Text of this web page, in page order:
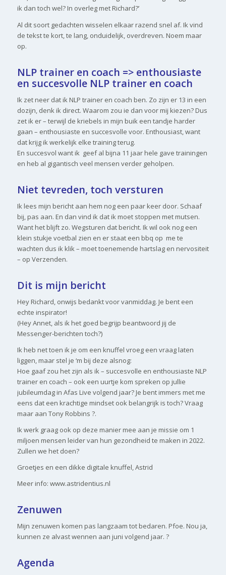
ik dan toch wel? In overleg met Richard?’
Al dit soort gedachten wisselen elkaar razend snel af. Ik vind
de tekst te kort, te lang, onduidelijk, overdreven. Noem maar
op.
NLP trainer en coach => enthousiaste
en succesvolle NLP trainer en coach
Ik zet neer dat ik NLP trainer en coach ben. Zo zijn er 13 in een
dozijn, denk ik direct. Waarom zou ie dan voor mij kiezen? Dus
zet ik er – terwijl de kriebels in mijn buik een tandje harder
gaan – enthousiaste en succesvolle voor. Enthousiast, want
dat krijg ik werkelijk elke training terug.
En succesvol want ik geef al bijna 11 jaar hele gave trainingen
en heb al gigantisch veel mensen verder geholpen.
Niet tevreden, toch versturen
Ik lees mijn bericht aan hem nog een paar keer door. Schaaf
bij, pas aan. En dan vind ik dat ik moet stoppen met mutsen.
Want het blijft zo. Wegsturen dat bericht. Ik wil ook nog een
klein stukje voetbal zien en er staat een bbq op me te
wachten dus ik klik – moet toenemende hartslag en nervositeit
– op Verzenden.
Dit is mijn bericht
Hey Richard, onwijs bedankt voor vanmiddag. Je bent een
echte inspirator!
(Hey Annet, als ik het goed begrijp beantwoord jij de
Messenger-berichten toch?)
Ik heb net toen ik je om een knuffel vroeg een vraag laten
liggen, maar stel je ‘m bij deze alsnog:
Hoe gaaf zou het zijn als ik – succesvolle en enthousiaste NLP
trainer en coach – ook een uurtje kom spreken op jullie
jubileumdag in Afas Live volgend jaar? Je bent immers met me
eens dat een krachtige mindset ook belangrijk is toch? Vraag
maar aan Tony Robbins ?.
Ik werk graag ook op deze manier mee aan je missie om 1
miljoen mensen leider van hun gezondheid te maken in 2022.
Zullen we het doen?
Groetjes en een dikke digitale knuffel, Astrid
Meer info: www.astridentius.nl
Zenuwen
Mijn zenuwen komen pas langzaam tot bedaren. Pfoe. Nou ja,
kunnen ze alvast wennen aan juni volgend jaar. ?
Agenda